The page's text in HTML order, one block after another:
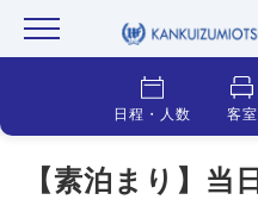
日程・人数 客室
【素泊まり】